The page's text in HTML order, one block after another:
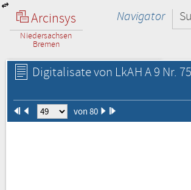
Arcinsys
Niedersachsen
Bremen
Navigator
Digitalisate von LkAH A 9 Nr.
von 80